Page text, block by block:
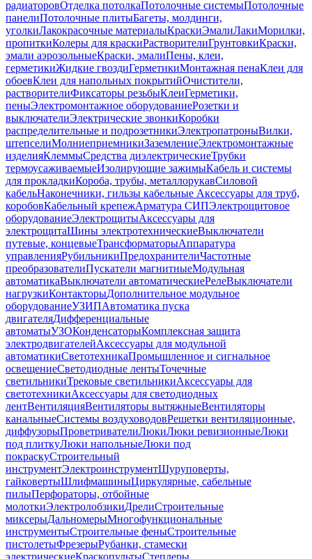
радиаторовОтделка потолкаПотолочные системыПотолочные
панелиПотолочные плитыБагеты, молдинги,
уголкиЛакокрасочные материалыКраскиЭмалиЛакиМорилки,
пропиткиКолеры для краскиРастворителиГрунтовкиКраски,
эмали аэрозольныеКраски, эмалиПены, клеи,
герметикиЖидкие гвоздиГерметикиМонтажная пенаКлеи для
обоевКлеи для напольных покрытийОчистители,
растворителиФиксаторы резьбыКлеиГерметики,
пеныЭлектромонтажное оборудованиеРозетки и
выключателиЭлектрические звонкиКоробки
распределительные и подрозетникиЭлектропатроныВилки,
штепселиМолниеприемникиЗаземлениеЭлектромонтажные
изделияКлеммыСредства диэлектрическиеТрубки
термоусаживаемыеИзолирующие зажимыКабель и системы
для прокладкиКороба, трубы, металлорукавСиловой
кабельНаконечники, гильзы кабельные Аксессуары для труб,
коробовКабельный крепежАрматура СИПЭлектрощитовое
оборудованиеЭлектрощитыАксессуары для
электрощитаШины электротехническиеВыключатели
путевые, концевыеТрансформаторыАппаратура
управленияРубильникиПредохранителиЧастотные
преобразователиПускатели магнитныеМодульная
автоматикаВыключатели автоматическиеРелеВыключатели
нагрузкиКонтакторыДополнительное модульное
оборудованиеУЗИПАвтоматика пуска
двигателяДифференциальные
автоматыУЗОКонденсаторыКомплексная защита
электродвигателейАксессуары для модульной
автоматикиСветотехникаПромышленное и сигнальное
освещениеСветодиодные лентыТочечные
светильникиТрековые светильникиАксессуары для
светотехникиАксессуары для светодиодных
лентВентиляцияВентиляторы вытяжныеВентиляторы
канальныеСистемы воздуховодовРешетки вентиляционные,
диффузорыПроветривателиЛюкиЛюки ревизионныеЛюки
под плиткуЛюки напольныеЛюки под
покраскуСтроительный
инструментЭлектроинструментШуруповерты,
гайковертыШлифмашиныЦиркулярные, сабельные
пилыПерфораторы, отбойные
молоткиЭлектролобзикиДрелиСтроительные
миксерыДальномерыМногофункциональные
инструментыСтроительные феныСтроительные
пистолетыФрезерыРубанки, стамески
электрическиеКраскопультыСтеплеры,